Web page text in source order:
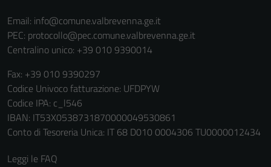
Email: info@comune.valbrevenna.ge.it
PEC: protocollo@pec.comune.valbrevenna.ge.it
Centralino unico: +39 010 9390014
Fax: +39 010 9390297
Codice Univoco fatturazione: UFDPYW
Codice IPA: c_l546
IBAN: IT53X0538731870000049530861
Conto di Tesoreria Unica: IT 68 D010 0004306 TU0000012434
Leggi le FAQ
funzionamento
del sito e non
Questi cookie
informazioni
personali.